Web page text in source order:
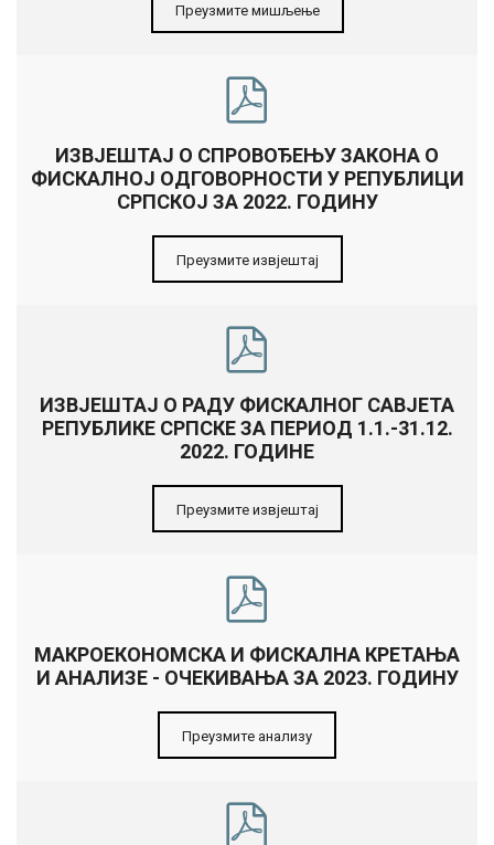
Преузмите мишљење
ИЗВЈЕШТАЈ О СПРОВОЂЕЊУ ЗАКОНА О
ФИСКАЛНОЈ ОДГОВОРНОСТИ У РЕПУБЛИЦИ
СРПСКОЈ ЗА 2022. ГОДИНУ
Преузмите извјештај
ИЗВЈЕШТАЈ О РАДУ ФИСКАЛНОГ САВЈЕТА
РЕПУБЛИКЕ СРПСКЕ ЗА ПЕРИОД 1.1.-31.12.
2022. ГОДИНЕ
Преузмите извјештај
МАКРОЕКОНОМСКА И ФИСКАЛНА КРЕТАЊА
И АНАЛИЗЕ - ОЧЕКИВАЊА ЗА 2023. ГОДИНУ
Преузмите анализу